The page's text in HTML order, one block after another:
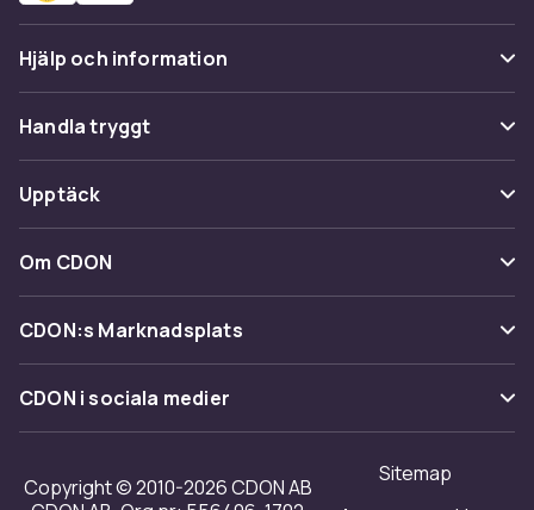
Hjälp och information
Vanliga frågor
Spåra paket
Ångra & Returnera här
Kundservice
Handla tryggt
Betalning
Leverans
Återkallelser
Upptäck
Kategorier
Varumärken
Shopit.se
Om CDON
Om oss
Kundrecensioner
CDON:s Marknadsplats
Sälj på CDON
Bli affiliate
Regler & kvalitet
CDON i sociala medier
Copyright © 2010-2026 CDON AB
Sitemap